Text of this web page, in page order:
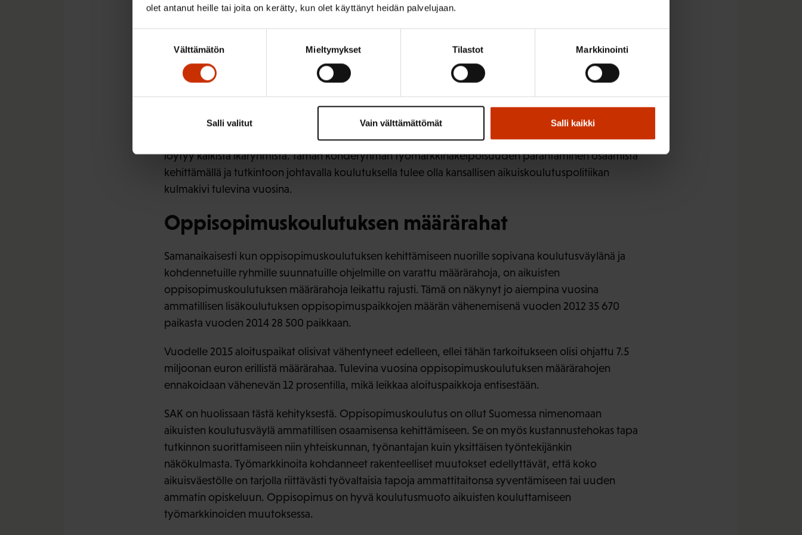
olet antanut heille tai joita on kerätty, kun olet käyttänyt heidän palvelujaan.
Välttämätön Mieltymykset Tilastot Markkinointi
Vain välttämättömät
Salli valitut Salli kaikki
erittäin tärkeinä. Perusasteen varassa olevien työikäisten työura jää muuta väestöä lyhemmäksi,
työttömyysjaksot pitkittyvät ja riskit päätyä kokonaan työmarkkinoiden ulkopuolelle kasvavat.
tapa ammatillisen tutkinnon suorittamiseen ja työllistymiseen. SAK on kuitenkin huolissaan näiden
aikuisten osaamisperustan vahvistamiseen on varattu määrärahat kahdeksi vuodeksi.
SAK muistuttaa, että vailla perusasteen jälkeistä tutkintoa olevia aikuisia on noin 350 000 ja heitä
löytyy kaikista ikäryhmistä. Tämän kohderyhmän työmarkkinakelpoisuuden parantaminen osaamista
kehittämällä ja tutkintoon johtavalla koulutuksella tulee olla kansallisen aikuiskoulutuspolitiikan
kulmakivi tulevina vuosina.
Oppisopimuskoulutuksen määrärahat
Samanaikaisesti kun oppisopimuskoulutuksen kehittämiseen nuorille sopivana koulutusväylänä ja
kohdennetuille ryhmille suunnatuille ohjelmille on varattu määrärahoja, on aikuisten
oppisopimuskoulutuksen määrärahoja leikattu rajusti. Tämä on näkynyt jo aiempina vuosina
ammatillisen lisäkoulutuksen oppisopimuspaikkojen määrän vähenemisenä vuoden 2012 35 670
paikasta vuoden 2014 28 500 paikkaan.
Vuodelle 2015 aloituspaikat olisivat vähentyneet edelleen, ellei tähän tarkoitukseen olisi ohjattu 7.5
miljoonan euron erillistä määrärahaa. Tulevina vuosina oppisopimuskoulutuksen määrärahojen
ennakoidaan vähenevän 12 prosentilla, mikä leikkaa aloituspaikkoja entisestään.
SAK on huolissaan tästä kehityksestä. Oppisopimuskoulutus on ollut Suomessa nimenomaan
aikuisten koulutusväylä ammatillisen osaamisensa kehittämiseen. Se on myös kustannustehokas tapa
tutkinnon suorittamiseen niin yhteiskunnan, työnantajan kuin yksittäisen työntekijänkin
näkökulmasta. Työmarkkinoita kohdanneet rakenteelliset muutokset edellyttävät, että koko
aikuisväestölle on tarjolla riittävästi työvaltaisia tapoja ammattitaitonsa syventämiseen tai uuden
ammatin opiskeluun. Oppisopimus on hyvä koulutusmuoto aikuisten kouluttamiseen
työmarkkinoiden muutoksessa.